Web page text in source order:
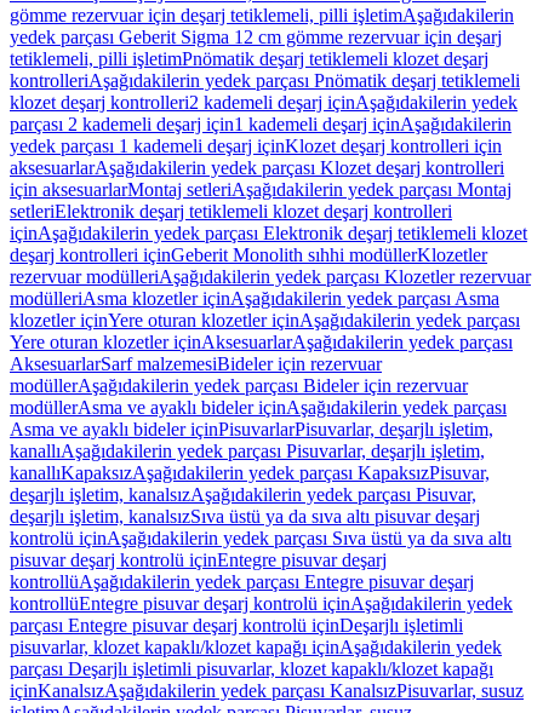
gömme rezervuar için deşarj tetiklemeli, pilli işletimAşağıdakilerin
yedek parçası Geberit Sigma 12 cm gömme rezervuar için deşarj
tetiklemeli, pilli işletimPnömatik deşarj tetiklemeli klozet deşarj
kontrolleriAşağıdakilerin yedek parçası Pnömatik deşarj tetiklemeli
klozet deşarj kontrolleri2 kademeli deşarj içinAşağıdakilerin yedek
parçası 2 kademeli deşarj için1 kademeli deşarj içinAşağıdakilerin
yedek parçası 1 kademeli deşarj içinKlozet deşarj kontrolleri için
aksesuarlarAşağıdakilerin yedek parçası Klozet deşarj kontrolleri
için aksesuarlarMontaj setleriAşağıdakilerin yedek parçası Montaj
setleriElektronik deşarj tetiklemeli klozet deşarj kontrolleri
içinAşağıdakilerin yedek parçası Elektronik deşarj tetiklemeli klozet
deşarj kontrolleri içinGeberit Monolith sıhhi modüllerKlozetler
rezervuar modülleriAşağıdakilerin yedek parçası Klozetler rezervuar
modülleriAsma klozetler içinAşağıdakilerin yedek parçası Asma
klozetler içinYere oturan klozetler içinAşağıdakilerin yedek parçası
Yere oturan klozetler içinAksesuarlarAşağıdakilerin yedek parçası
AksesuarlarSarf malzemesiBideler için rezervuar
modüllerAşağıdakilerin yedek parçası Bideler için rezervuar
modüllerAsma ve ayaklı bideler içinAşağıdakilerin yedek parçası
Asma ve ayaklı bideler içinPisuvarlarPisuvarlar, deşarjlı işletim,
kanallıAşağıdakilerin yedek parçası Pisuvarlar, deşarjlı işletim,
kanallıKapaksızAşağıdakilerin yedek parçası KapaksızPisuvar,
deşarjlı işletim, kanalsızAşağıdakilerin yedek parçası Pisuvar,
deşarjlı işletim, kanalsızSıva üstü ya da sıva altı pisuvar deşarj
kontrolü içinAşağıdakilerin yedek parçası Sıva üstü ya da sıva altı
pisuvar deşarj kontrolü içinEntegre pisuvar deşarj
kontrollüAşağıdakilerin yedek parçası Entegre pisuvar deşarj
kontrollüEntegre pisuvar deşarj kontrolü içinAşağıdakilerin yedek
parçası Entegre pisuvar deşarj kontrolü içinDeşarjlı işletimli
pisuvarlar, klozet kapaklı/klozet kapağı içinAşağıdakilerin yedek
parçası Deşarjlı işletimli pisuvarlar, klozet kapaklı/klozet kapağı
içinKanalsızAşağıdakilerin yedek parçası KanalsızPisuvarlar, susuz